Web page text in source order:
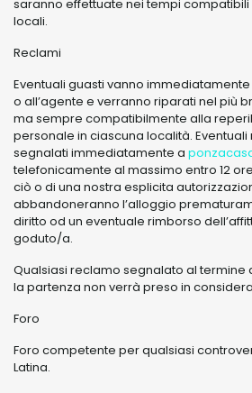
saranno effettuate nei tempi
locali.
Reclami
Eventuali guasti vanno
o all’agente e verranno riparati nel più
ma sempre compatibilmente alla
personale in ciascuna località.
segnalati immediatamente a
telefonicamente al massimo entro 12
ciò o di una nostra esplicita
abbandoneranno l’alloggio
diritto od un eventuale rimborso
goduto/a.
Qualsiasi reclamo segnalato al
la partenza non verrà preso in
Foro
Foro competente per qualsiasi
Latina.